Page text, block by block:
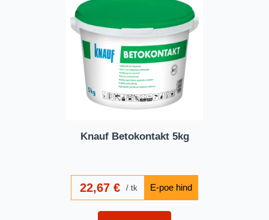
Knauf Betokontakt 5kg
22,67 € tk